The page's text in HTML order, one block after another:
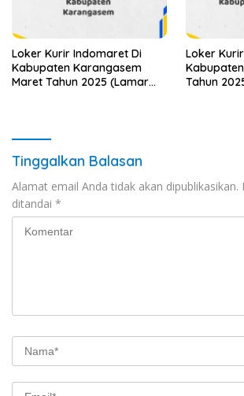
Loker Kurir Indomaret Di
Kabupaten Karangasem
Maret Tahun 2025 (Lamar
Loker
Tahun
Tinggalkan Balasan
Alamat email Anda tidak akan dipublikasikan.
ditandai *